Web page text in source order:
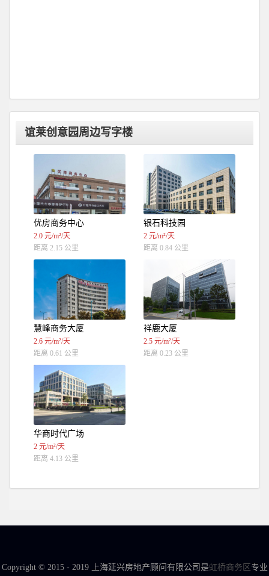
谊莱创意园周边写字楼
优房商务中心
2.0 元/m²/天
距离 2.15 公里
银石科技园
2 元/m²/天
距离 0.84 公里
慧峰商务大厦
2.6 元/m²/天
距离 0.61 公里
祥鹿大厦
2.5 元/m²/天
距离 0.23 公里
华商时代广场
2 元/m²/天
距离 4.13 公里
Copyright © 2015 - 2019 上海延兴房地产顾问有限公司是虹桥商务区专业